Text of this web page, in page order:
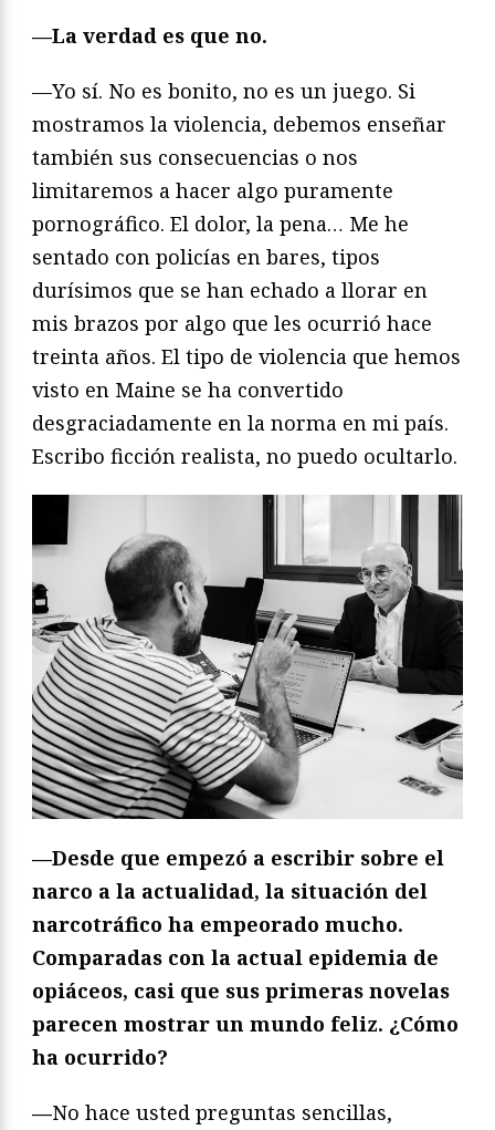
—La verdad es que no.
—Yo sí. No es bonito, no es un juego. Si
mostramos la violencia, debemos enseñar
también sus consecuencias o nos
limitaremos a hacer algo puramente
pornográfico. El dolor, la pena… Me he
sentado con policías en bares, tipos
durísimos que se han echado a llorar en
mis brazos por algo que les ocurrió hace
treinta años. El tipo de violencia que hemos
visto en Maine se ha convertido
desgraciadamente en la norma en mi país.
Escribo ficción realista, no puedo ocultarlo.
—Desde que empezó a escribir sobre el
narco a la actualidad, la situación del
narcotráfico ha empeorado mucho.
Comparadas con la actual epidemia de
opiáceos, casi que sus primeras novelas
parecen mostrar un mundo feliz. ¿Cómo
ha ocurrido?
—No hace usted preguntas sencillas,